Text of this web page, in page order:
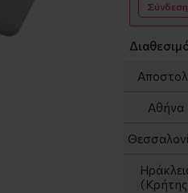
Αθήνα